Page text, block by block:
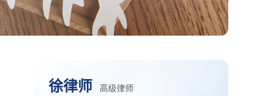
徐律师 高级律师